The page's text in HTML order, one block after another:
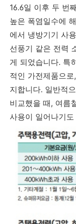
16.6일 이후 두 번
높은 폭염일수에
에서 냉방기기 사
선풍기 같은 전력
게 되었습니다. 특
적인 가전제품으
지합니다. 일반적
비교했을 때, 여름
사용이 일어나기도